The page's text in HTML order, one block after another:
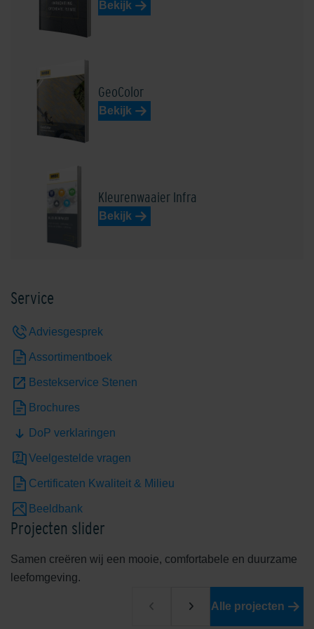
Edelbasaltzwart
Edeldonkerbruin
Edelrood
Bekijk
GeoColor
Bekijk
Kleurenwaaier Infra
Bekijk
Service
Adviesgesprek
Assortimentboek
Bestekservice Stenen
Brochures
DoP verklaringen
Veelgestelde vragen
Certificaten Kwaliteit & Milieu
Beeldbank
Projecten slider
Samen creëren wij een mooie, comfortabele en duurzame
leefomgeving.
Alle projecten